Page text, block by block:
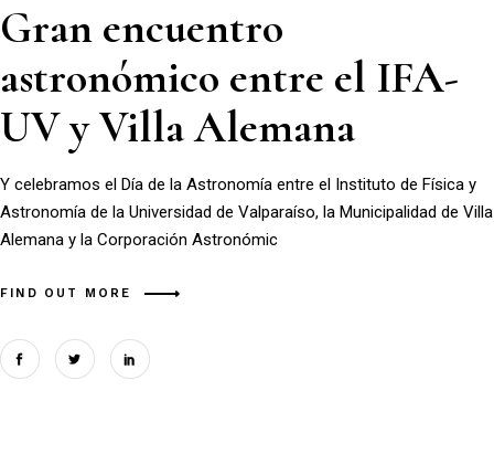
Gran encuentro
astronómico entre el IFA-
UV y Villa Alemana
Y celebramos el Día de la Astronomía entre el Instituto de Física y
Astronomía de la Universidad de Valparaíso, la Municipalidad de Villa
Alemana y la Corporación Astronómic
FIND OUT MORE